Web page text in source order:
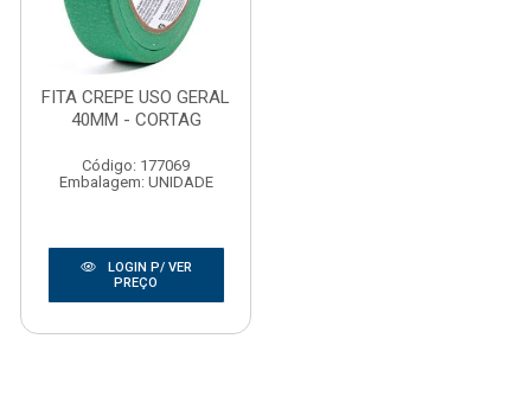
FITA CREPE USO GERAL
40MM - CORTAG
Código: 177069
Embalagem: UNIDADE
LOGIN P/ VER
PREÇO